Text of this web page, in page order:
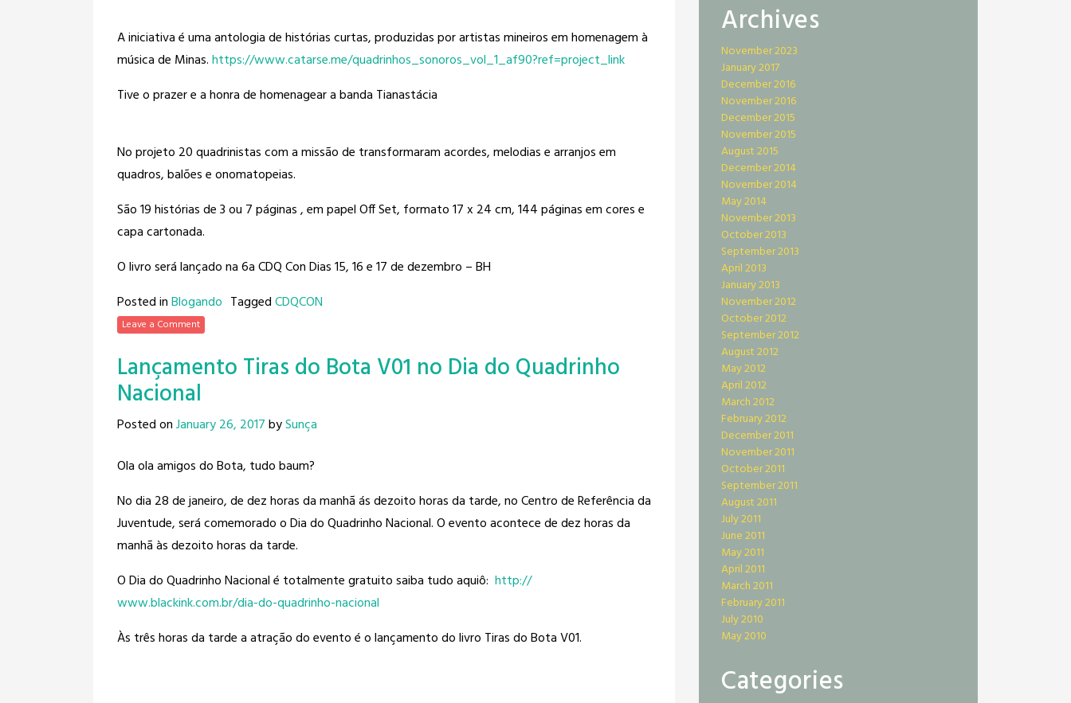
A iniciativa é uma antologia de histórias curtas, produzidas por artistas mineiros em homenagem à
música de Minas.https://www.catarse.me/quadrinhos_sonoros_vol_1_af90?ref=project_link
Tive o prazer e a honra de homenagear a banda Tianastácia
No projeto 20 quadrinistas com a missão de transformaram acordes, melodias e arranjos em
quadros, balões e onomatopeias.
São 19 histórias de 3 ou 7 páginas , em papel Off Set, formato 17 x 24 cm, 144 páginas em cores e
capa cartonada.
O livro será lançado na 6a CDQ Con Dias 15, 16 e 17 de dezembro – BH
Posted inBlogando TaggedCDQCON
Leave a Comment
Lançamento Tiras do Bota V01 no Dia do Quadrinho
Nacional
Posted onJanuary 26, 2017bySunça
Ola ola amigos do Bota, tudo baum?
No dia 28 de janeiro, de dez horas damanhã ás dezoito horas da tarde, no Centro de Referência da
Juventude, será comemorado o Dia do Quadrinho Nacional. O evento acontece de dez horas da
manhã às dezoito horas da tarde.
O Dia do Quadrinho Nacional é totalmente gratuito saiba tudo aquiô: http://
www.blackink.com.br/dia-do-quadrinho-nacional
Às três horas da tarde a atração do evento é o lançamento do livro Tiras do Bota V01.
Archives
November 2023
January 2017
December 2016
November 2016
December 2015
November 2015
August 2015
December 2014
November 2014
May 2014
November 2013
October 2013
September 2013
April 2013
January 2013
November 2012
October 2012
September 2012
August 2012
May 2012
April 2012
March 2012
February 2012
December 2011
November 2011
October 2011
September 2011
August 2011
July 2011
June 2011
May 2011
April 2011
March 2011
February 2011
July 2010
May 2010
Categories